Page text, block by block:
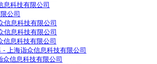
息科技有限公司
公司
信息科技有限公司
信息科技有限公司
信息科技有限公司
上海诣众信息科技有限公司
信息科技有限公司